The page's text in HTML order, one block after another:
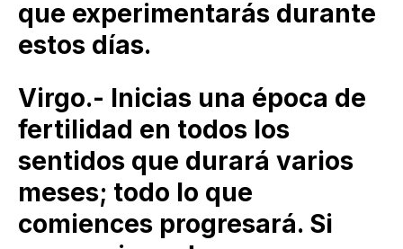
que experimentarás durante
estos días.
Virgo.- Inicias una época de
fertilidad en todos los
sentidos que durará varios
meses; todo lo que
comiences progresará. Si